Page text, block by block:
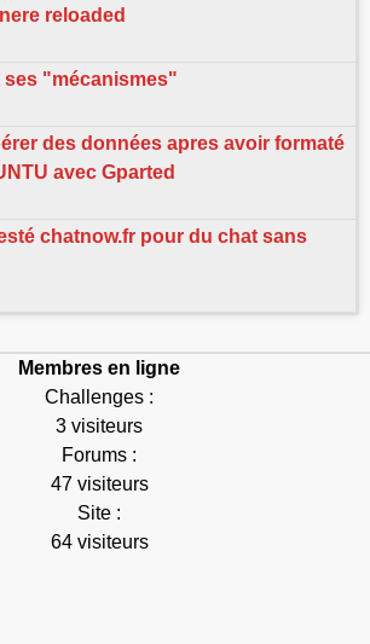
reloaded
ses "mécanismes"
des données apres avoir formaté
avec Gparted
chatnow.fr pour du chat sans
Membres en ligne
Challenges :
3 visiteurs
Forums :
47 visiteurs
Site :
64 visiteurs